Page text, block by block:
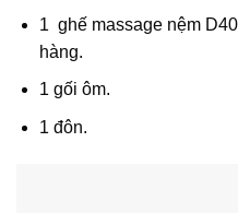
1 ghế massage nệm
hàng.
1 gối ôm.
1 đôn.